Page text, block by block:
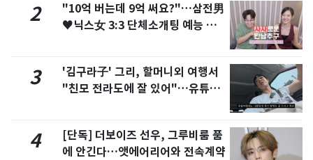
2
"10억 버는데 9억 써요?"…삼전男
♥닉스女 3:3 단체소개팅 예능 화
3
'김구라子' 그리, 할머니외 여행서
"친모 전라도에 잘 있어"…유튜브
4
[단독] 더보이즈 선우, 그루비룸 품
에 안긴다…앳에어리어와 전속계약